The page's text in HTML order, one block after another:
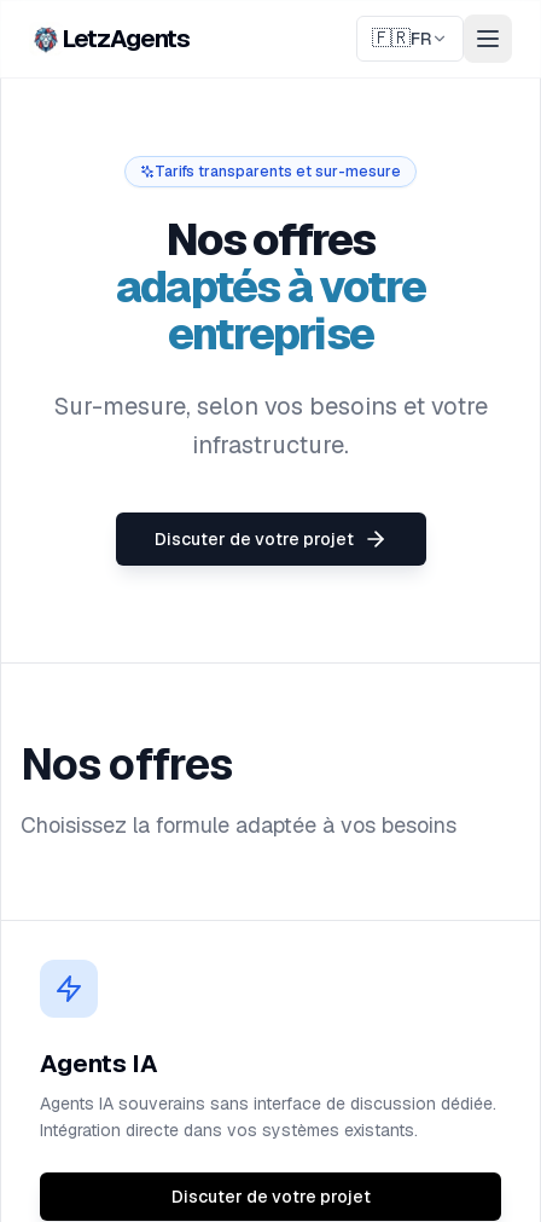
LetzAgents 🇫🇷FR
Tarifs transparents et sur-mesure
Nos offres
adaptés à votre
entreprise
Sur-mesure, selon vos besoins et votre
infrastructure.
Discuter de votre projet
Nos offres
Choisissez la formule adaptée à vos besoins
Agents IA
Agents IA souverains sans interface de discussion dédiée.
Intégration directe dans vos systèmes existants.
Discuter de votre projet